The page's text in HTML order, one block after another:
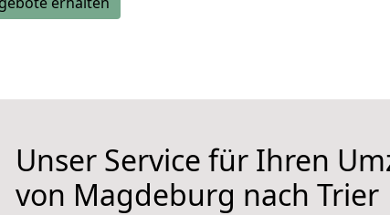
Unser Service für Ihren
von Magdeburg nach Trier